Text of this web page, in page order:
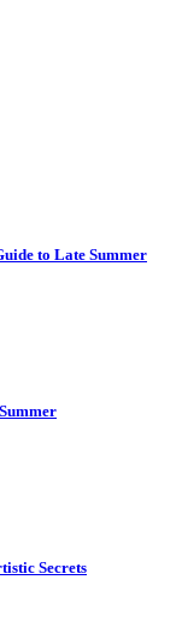
to Late Summer
Secrets